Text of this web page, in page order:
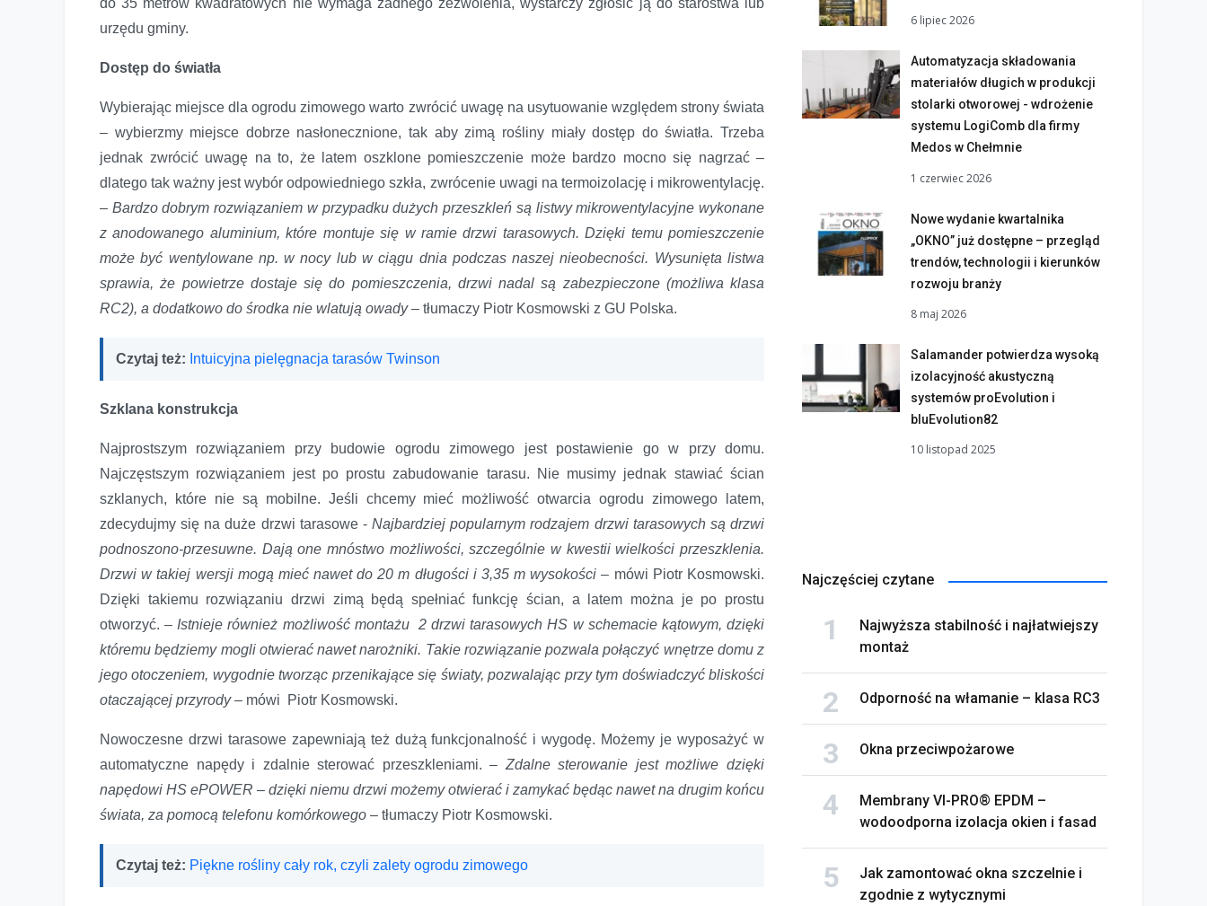
urzędu gminy.
Dostęp do światła
Wybierając miejsce dla ogrodu zimowego warto zwrócić uwagę na usytuowanie względem strony świata
– wybierzmy miejsce dobrze nasłonecznione, tak aby zimą rośliny miały dostęp do światła. Trzeba
jednak zwrócić uwagę na to, że latem oszklone pomieszczenie może bardzo mocno się nagrzać –
dlatego tak ważny jest wybór odpowiedniego szkła, zwrócenie uwagi na termoizolację i mikrowentylację.
– Bardzo dobrym rozwiązaniem w przypadku dużych przeszkleń są listwy mikrowentylacyjne wykonane
z anodowanego aluminium, które montuje się w ramie drzwi tarasowych. Dzięki temu pomieszczenie
może być wentylowane np. w nocy lub w ciągu dnia podczas naszej nieobecności. Wysunięta listwa
sprawia, że powietrze dostaje się do pomieszczenia, drzwi nadal są zabezpieczone (możliwa klasa
RC2), a dodatkowo do środka nie wlatują owady – tłumaczy Piotr Kosmowski z GU Polska.
Czytaj też: Intuicyjna pielęgnacja tarasów Twinson
Szklana konstrukcja
Najprostszym rozwiązaniem przy budowie ogrodu zimowego jest postawienie go w przy domu.
Najczęstszym rozwiązaniem jest po prostu zabudowanie tarasu. Nie musimy jednak stawiać ścian
szklanych, które nie są mobilne. Jeśli chcemy mieć możliwość otwarcia ogrodu zimowego latem,
zdecydujmy się na duże drzwi tarasowe -Najbardziej popularnym rodzajem drzwi tarasowych są drzwi
podnoszono-przesuwne. Dają one mnóstwo możliwości, szczególnie w kwestii wielkości przeszklenia.
Drzwi w takiej wersji mogą mieć nawet do 20 m długości i 3,35 m wysokości – mówi Piotr Kosmowski.
Dzięki takiemu rozwiązaniu drzwi zimą będą spełniać funkcję ścian, a latem można je po prostu
otworzyć.– Istnieje również możliwość montażu 2 drzwi tarasowych HS w schemacie kątowym, dzięki
któremu będziemy mogli otwierać nawet narożniki. Takie rozwiązanie pozwala połączyć wnętrze domu z
jego otoczeniem, wygodnie tworząc przenikające się światy, pozwalając przy tym doświadczyć bliskości
otaczającej przyrody – mówi Piotr Kosmowski.
Nowoczesne drzwi tarasowe zapewniają też dużą funkcjonalność i wygodę. Możemy je wyposażyć w
automatyczne napędy i zdalnie sterować przeszkleniami.– Zdalne sterowanie jest możliwe dzięki
napędowi HS ePOWER – dzięki niemu drzwi możemy otwierać i zamykać będąc nawet na drugim końcu
świata, za pomocą telefonu komórkowego – tłumaczy Piotr Kosmowski.
Czytaj też: Piękne rośliny cały rok, czyli zalety ogrodu zimowego
6 lipiec 2026
Automatyzacja składowania
materiałów długich w produkcji
stolarki otworowej - wdrożenie
systemu LogiComb dla firmy
Medos w Chełmnie
1 czerwiec 2026
Nowe wydanie kwartalnika
„OKNO” już dostępne – przegląd
trendów, technologii i kierunków
rozwoju branży
8 maj 2026
Salamander potwierdza wysoką
izolacyjność akustyczną
systemów proEvolution i
bluEvolution82
10 listopad 2025
Najczęściej czytane
Najwyższa stabilność i najłatwiejszy
montaż
Odporność na włamanie – klasa RC3
Okna przeciwpożarowe
Membrany VI-PRO® EPDM –
wodoodporna izolacja okien i fasad
Jak zamontować okna szczelnie i
zgodnie z wytycznymi